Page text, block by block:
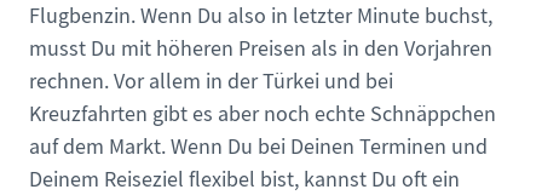
Flugbenzin. Wenn Du also in letzter Minute buchst,
musst Du mit höheren Preisen als in den Vorjahren
rechnen. Vor allem in der Türkei und bei
Kreuzfahrten gibt es aber noch echte Schnäppchen
auf dem Markt. Wenn Du bei Deinen Terminen und
Deinem Reiseziel flexibel bist, kannst Du oft ein